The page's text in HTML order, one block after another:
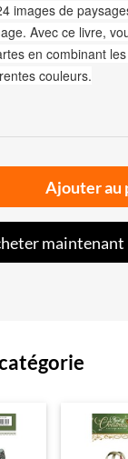
images de
Avec ce livre,
en combinant
couleurs.
Ajouter au
maintenant